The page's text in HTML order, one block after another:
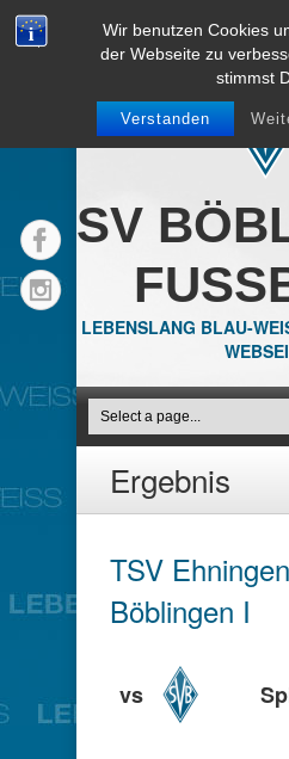
Wir benutzen Cookies
der Webseite zu
stimmst
Verstanden
SV
LEBENSLANG BLAU-
Ergebnis
TSV
Böblingen I
vs